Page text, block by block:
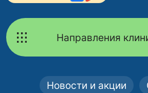
Направления
Новости и акции